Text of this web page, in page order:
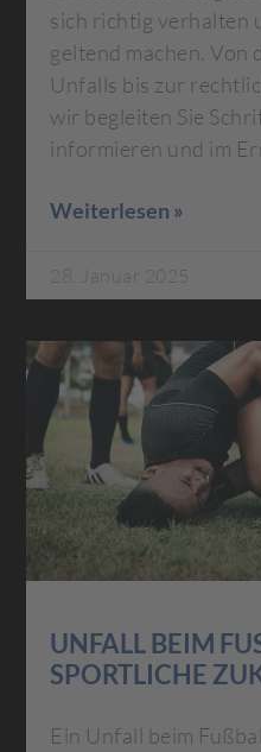
sich richtig verhalten
geltend machen. Von
Unfalls bis zur
wir begleiten Sie
informieren und im
Weiterlesen »
28. Januar 2025
UNFALL BEIM
PORTLICHE
Ein Unfall beim